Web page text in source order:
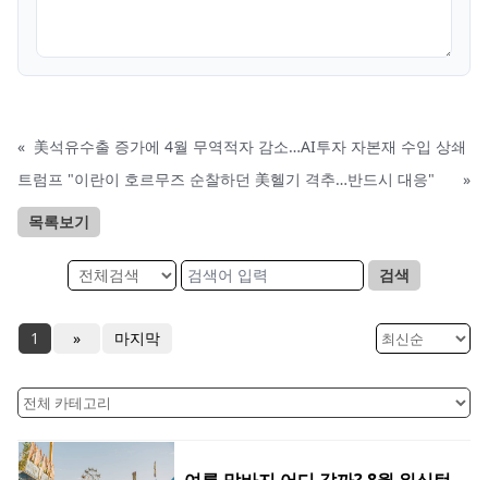
« 美석유수출 증가에 4월 무역적자 감소…AI투자 자본재 수입 상쇄
트럼프 "이란이 호르무즈 순찰하던 美헬기 격추…반드시 대응"
»
목록보기
검색
1 » 마지막